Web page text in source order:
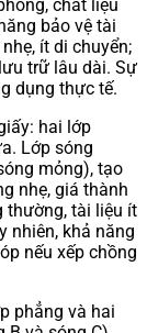
chất liệu
bảo vệ tài
ít di chuyển;
trữ lâu dài. Sự
dụng thực tế.
hai lớp
Lớp sóng
mỏng), tạo
nhẹ, giá thành
thường, tài liệu ít
nhiên, khả năng
nếu xếp chồng
phẳng và hai